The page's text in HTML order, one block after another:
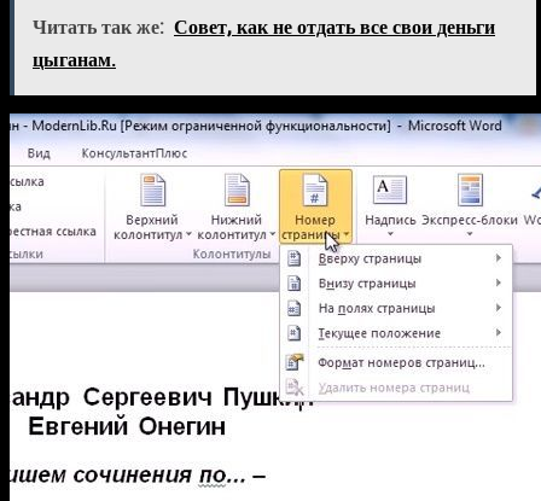
Читать так же: Совет, как не отдать все свои деньги
цыганам.